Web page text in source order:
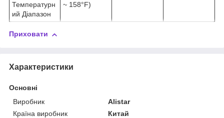
Температурн
ий Діапазон
~ 158°F)
Приховати
Характеристики
Основні
Виробник
Alistar
Країна виробник
Китай